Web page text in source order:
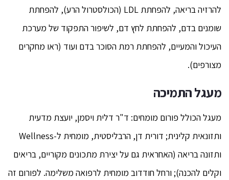
להרזיה בריאה, להפחתת LDL (הכולסטרול הרע), להפחתת
שומנים בדם, להפחתת לחץ דם, לשיפור התפקוד של מערכת
העיכול והמעיים, להפחתת רמת הסוכר בדם ועוד (ראו מחקרים
מצורפים).
מעגל התמיכה
מעגל הכולל פורום מומחים: ד"ר דלית ויסמן, יועצת מדעית
ותזונאית קלינית; דורית דן, הרבליסטית, מומחית ל-Wellness
ותזונה בריאה (האחראית גם על יצירת מתכונים מקוריים, בריאים
וקלים להכנה); ורחל חודדוב מומחית לרפואה משלימה. לפורום זה